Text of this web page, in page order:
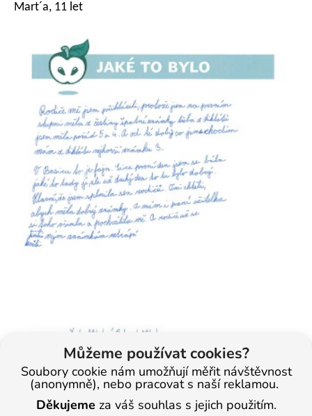
Můžeme používat cookies?
Soubory cookie nám umožňují měřit návštěvnost
(anonymně), nebo pracovat s naší reklamou.
Děkujeme za váš souhlas s jejich použitím.
Mart´a, 11 let